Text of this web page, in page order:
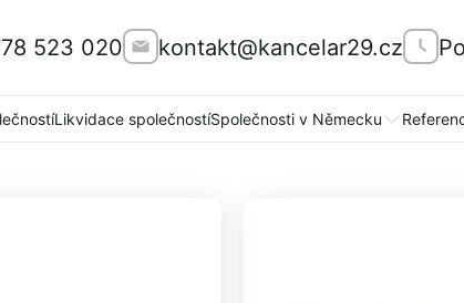
523 020 kontakt@kancelar29.cz
Likvidace společnostíSpolečnosti v Německu